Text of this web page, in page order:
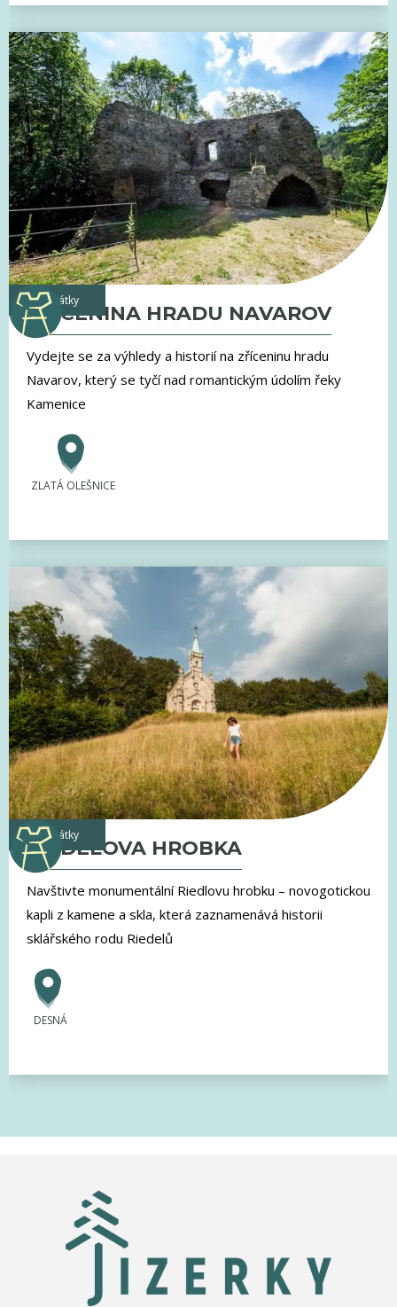
památky
ZŘÍCENINA HRADU NAVAROV
Vydejte se za výhledy a historií na zříceninu hradu
Navarov, který se tyčí nad romantickým údolím řeky
Kamenice
ZLATÁ OLEŠNICE
památky
RIEDELOVA HROBKA
Navštivte monumentální Riedlovu hrobku – novogotickou
kapli z kamene a skla, která zaznamenává historii
sklářského rodu Riedelů
DESNÁ